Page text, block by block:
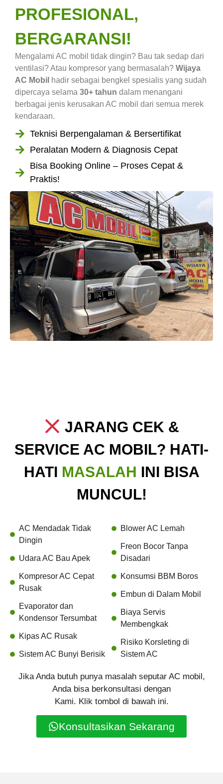
PROFESIONAL,
BERGARANSI!
Mengalami AC mobil tidak dingin? Bau tak sedap dari
ventilasi? Atau kompresor yang bermasalah? Wijaya
AC Mobil hadir sebagai bengkel spesialis yang sudah
dipercaya selama 30+ tahun dalam menangani
berbagai jenis kerusakan AC mobil dari semua merek
kendaraan.
Teknisi Berpengalaman & Bersertifikat
Peralatan Modern & Diagnosis Cepat
Bisa Booking Online – Proses Cepat &
Praktis!
JARANG CEK &
SERVICE AC MOBIL? HATI-
HATI MASALAH INI BISA
MUNCUL!
AC Mendadak Tidak
Dingin
Udara AC Bau Apek
Kompresor AC Cepat
Rusak
Evaporator dan
Kondensor Tersumbat
Kipas AC Rusak
Sistem AC Bunyi Berisik
Blower AC Lemah
Freon Bocor Tanpa
Disadari
Konsumsi BBM Boros
Embun di Dalam Mobil
Biaya Servis
Membengkak
Risiko Korsleting di
Sistem AC
Jika Anda butuh punya masalah seputar AC mobil,
Anda bisa berkonsultasi dengan
Kami. Klik tombol di bawah ini.
Konsultasikan Sekarang